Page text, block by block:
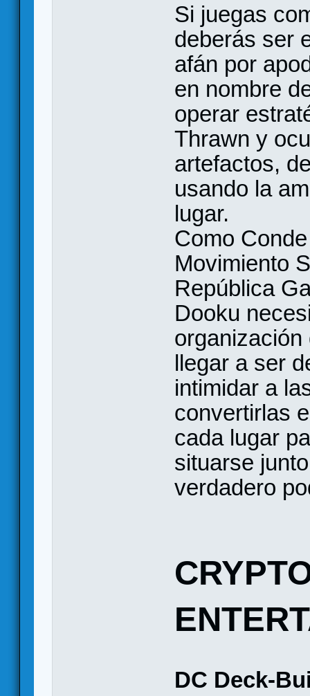
Si juegas
deberás ser
afán por
en nombre
operar
Thrawn y
artefactos,
usando la
lugar.
Como
Movimiento
República
Dooku
organización
llegar a ser
intimidar a
convertirlas
cada lugar
situarse
verdadero
DC Deck-